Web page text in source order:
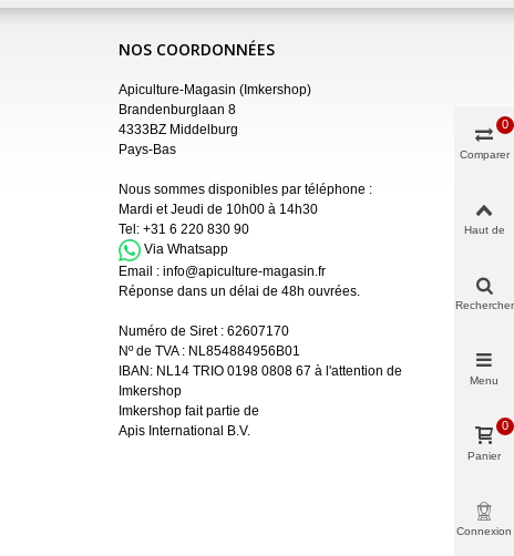
NOS COORDONNÉES
Apiculture-Magasin (Imkershop)
Brandenburglaan 8
4333BZ Middelburg
Pays-Bas
Nous sommes disponibles par téléphone :
Mardi et Jeudi de 10h00 à 14h30
Tel: +31 6 220 830 90
Via Whatsapp
Email : info@apiculture-magasin.fr
Réponse dans un délai de 48h ouvrées.
Numéro de Siret : 62607170
Nº de TVA : NL854884956B01
IBAN: NL14 TRIO 0198 0808 67 à l'attention de
Imkershop
Imkershop fait partie de
Apis International B.V.
Comparer
0
Haut de
Rechercher
Menu
Panier
0
Connexion